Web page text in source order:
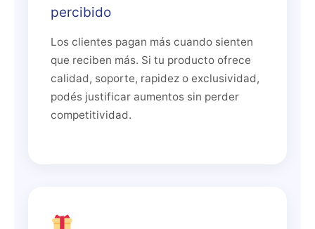
percibido
Los clientes pagan más cuando sienten
que reciben más. Si tu producto ofrece
calidad, soporte, rapidez o exclusividad,
podés justificar aumentos sin perder
competitividad.